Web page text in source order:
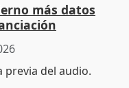
más datos